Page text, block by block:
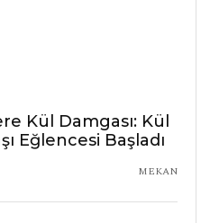
Kül Damgası: Kül
Eğlencesi Başladı
MEKAN